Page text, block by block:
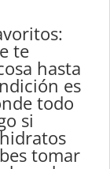
te
hasta
es
todo
si
tomar